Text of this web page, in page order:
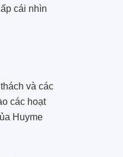
cái nhìn
và các
các hoạt
Huyme